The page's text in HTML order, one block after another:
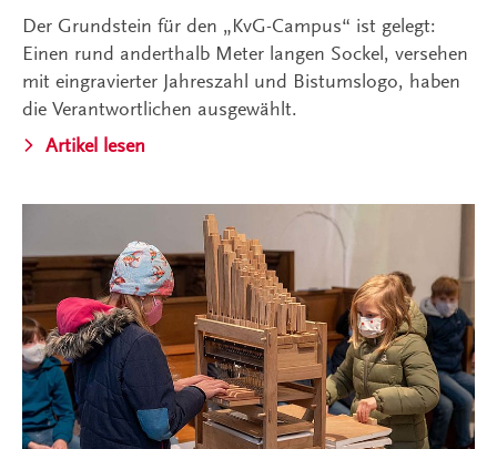
Der Grundstein für den „KvG-Campus“ ist gelegt:
Einen rund anderthalb Meter langen Sockel, versehen
mit eingravierter Jahreszahl und Bistumslogo, haben
die Verantwortlichen ausgewählt.
Artikel lesen